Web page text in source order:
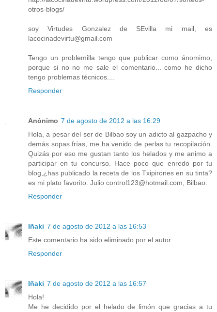
otros-blogs/
soy Virtudes Gonzalez de SEvilla mi mail, es
lacocinadevirtu@gmail.com
Tengo un problemilla tengo que publicar como ánomimo,
porque si no no me sale el comentario... como he dicho
tengo problemas técnicos....
Responder
Anónimo 7 de agosto de 2012 a las 16:29
Hola, a pesar del ser de Bilbao soy un adicto al gazpacho y
demás sopas frías, me ha venido de perlas tu recopilación.
Quizás por eso me gustan tanto los helados y me animo a
participar en tu concurso. Hace poco que enredo por tu
blog,¿has publicado la receta de los Txipirones en su tinta?
es mi plato favorito. Julio control123@hotmail.com, Bilbao.
Responder
Iñaki 7 de agosto de 2012 a las 16:53
Este comentario ha sido eliminado por el autor.
Responder
Iñaki 7 de agosto de 2012 a las 16:57
Hola!
Me he decidido por el helado de limón que gracias a tu